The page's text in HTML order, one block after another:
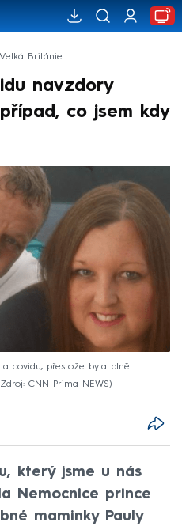
Velká Británie
navzdory
co jsem kdy
covidu, přestože byla plně
Zdroj: CNN Prima NEWS
který jsme u nás
Nemocnice prince
maminky Pauly